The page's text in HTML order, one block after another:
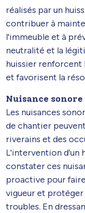
réalisés par un
contribuer à
l'immeuble et à
neutralité et la
huissier
et favorisent la
Nuisance
Les nuisances
de chantier
riverains et des
L'intervention d'un
constater ces
proactive pour
vigueur et
troubles. En